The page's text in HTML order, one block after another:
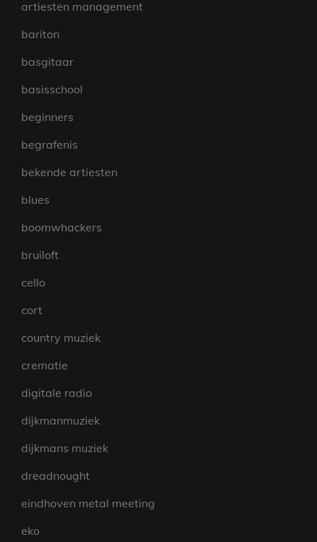
artiesten management
bariton
basgitaar
basisschool
beginners
begrafenis
bekende artiesten
blues
boomwhackers
bruiloft
cello
cort
country muziek
crematie
digitale radio
dijkmanmuziek
dijkmans muziek
dreadnought
eindhoven metal meeting
eko